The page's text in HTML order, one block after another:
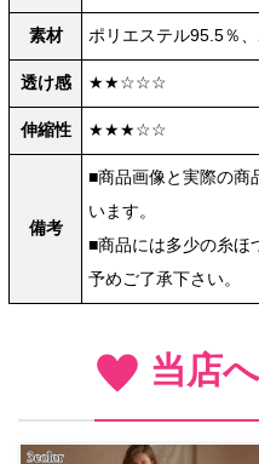
素材 ポリエステル95.5％
透け感 ★★☆☆☆
伸縮性 ★★★☆☆
備考
■商品画像と実際の商
います。
■商品には多少の糸ほ
予めご了承下さい。
当店